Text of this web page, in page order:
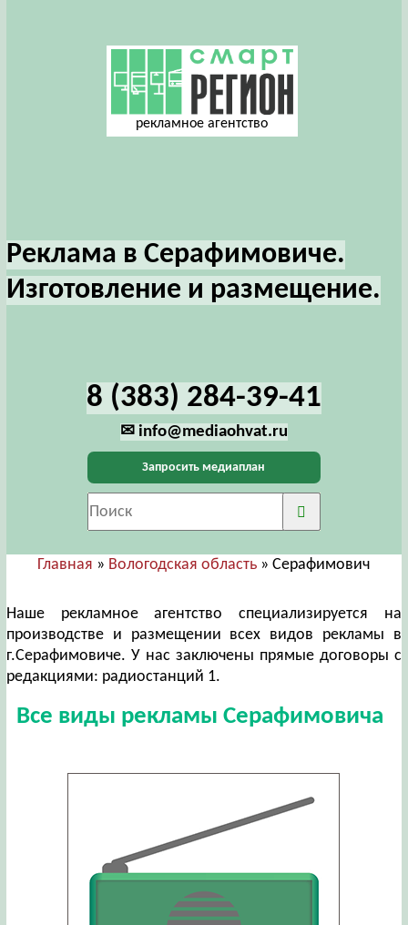
рекламное агентство
Реклама в Серафимовиче.
Изготовление и размещение.
8 (383) 284-39-41
✉ info@mediaohvat.ru
Запросить медиаплан
Главная » Вологодская область » Серафимович
Наше рекламное агентство специализируется на
производстве и размещении всех видов рекламы в
г.Серафимовиче. У нас заключены прямые договоры с
редакциями: радиостанций 1.
Все виды рекламы Серафимовича